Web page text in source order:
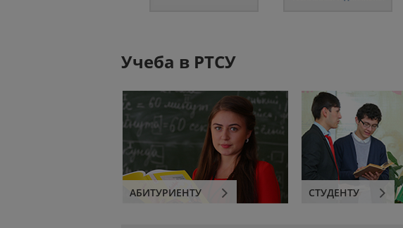
Учеба в РТСУ
АБИТУРИЕНТУ СТУДЕНТУ